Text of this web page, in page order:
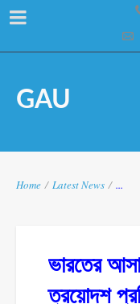
GAU
Home / Latest News / ...
ভারতের
ত্রয়োদশ